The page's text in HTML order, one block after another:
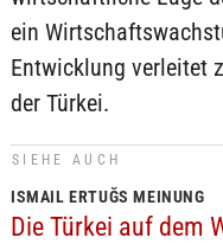
ein
Entwicklung verleitet
der Türkei.
SIEHE AUCH
ISMAIL ERTUĞS MEINUNG
Die Türkei auf dem